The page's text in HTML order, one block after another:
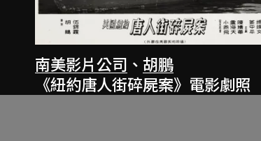
南美影片公司 、胡鵬
《紐約唐人街碎屍案》電影劇照